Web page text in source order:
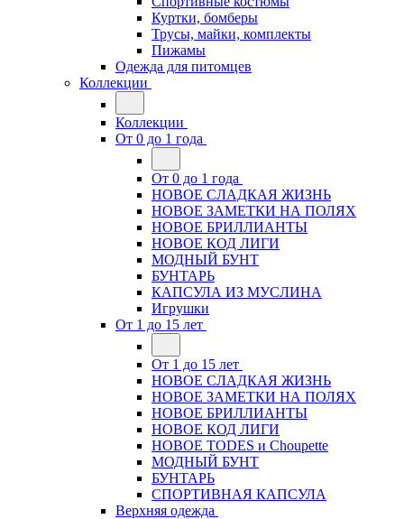
Куртки, бомберы
Трусы, майки, комплекты
Пижамы
Одежда для питомцев
Коллекции
Коллекции
От 0 до 1 года
От 0 до 1 года
НОВОЕ СЛАДКАЯ ЖИЗНЬ
НОВОЕ ЗАМЕТКИ НА ПОЛЯХ
НОВОЕ БРИЛЛИАНТЫ
НОВОЕ КОД ЛИГИ
МОДНЫЙ БУНТ
БУНТАРЬ
КАПСУЛА ИЗ МУСЛИНА
Игрушки
От 1 до 15 лет
От 1 до 15 лет
НОВОЕ СЛАДКАЯ ЖИЗНЬ
НОВОЕ ЗАМЕТКИ НА ПОЛЯХ
НОВОЕ БРИЛЛИАНТЫ
НОВОЕ КОД ЛИГИ
НОВОЕ TODES и Choupette
МОДНЫЙ БУНТ
БУНТАРЬ
СПОРТИВНАЯ КАПСУЛА
Верхняя одежда